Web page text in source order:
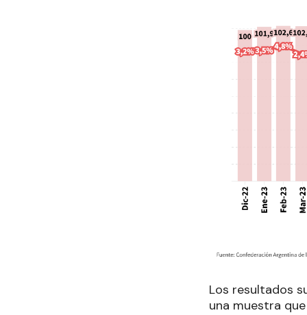
Los resultados
una muestra